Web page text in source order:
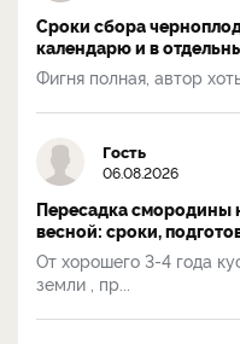
Сроки сбора
календарю и в
Фигня полная, автор
Гость
06.08.2026
Пересадка смородины
весной: сроки,
От хорошего 3-4 года
земли , пр...